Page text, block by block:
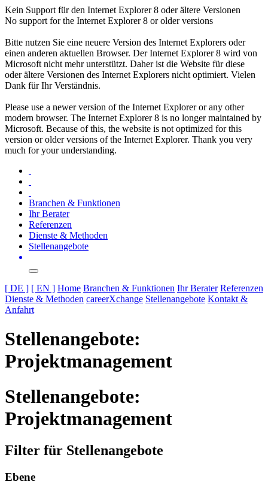
Kein Support für den Internet Explorer 8 oder ältere Versionen
No support for the Internet Explorer 8 or older versions
Bitte nutzen Sie eine neuere Version des Internet Explorers oder
einen anderen aktuellen Browser. Der Internet Explorer 8 wird von
Microsoft nicht mehr unterstützt. Daher ist die Website für diese
oder ältere Versionen des Internet Explorers nicht optimiert. Vielen
Dank für Ihr Verständnis.
Please use a newer version of the Internet Explorer or any other
modern browser. The Internet Explorer 8 is no longer maintained by
Microsoft. Because of this, the website is not optimized for this
version or older versions of the Internet Explorer. Thank you very
much for your understanding.
Branchen & Funktionen
Ihr Berater
Referenzen
Dienste & Methoden
Stellenangebote
[ DE ] [ EN ] Home Branchen & Funktionen Ihr Berater Referenzen
Dienste & Methoden careerXchange Stellenangebote Kontakt &
Anfahrt
Stellenangebote:
Projektmanagement
Stellenangebote:
Projektmanagement
Filter für Stellenangebote
Ebene